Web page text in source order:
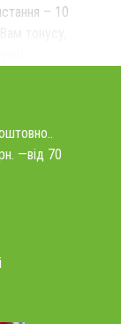
– 10
тонусу,
—від 70